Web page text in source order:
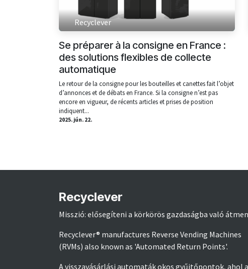
Recyclever
Se préparer à la consigne en France :
des solutions flexibles de collecte
automatique
Le retour de la consigne pour les bouteilles et canettes fait l’objet
d’annonces et de débats en France. Si la consigne n’est pas
encore en vigueur, de récents articles et prises de position
indiquent...
2025. jún. 22.
Recyclever
Misszió: elősegíteni a körkörös gazdaságba való
Recyclever® manufactures Reverse Vending Machines
(RVMs) also known as 'Automated Return Points'.
A visszavásárlási automaták okos gyűjtőpontok, ahol a